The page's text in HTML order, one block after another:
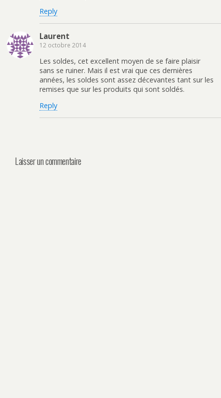
Reply
Laurent
12 octobre 2014
Les soldes, cet excellent moyen de se faire plaisir
sans se ruiner. Mais il est vrai que ces dernières
années, les soldes sont assez décevantes tant sur les
remises que sur les produits qui sont soldés.
Reply
Laisser un commentaire